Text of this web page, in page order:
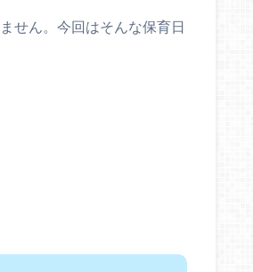
せん。今回はそんな保育日